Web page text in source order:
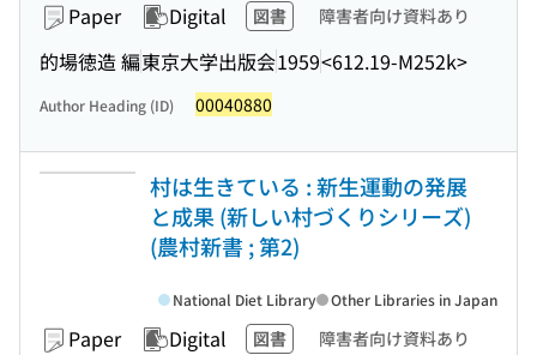
Paper Digital 図書 障害者向け資料あり
的場徳造 編東京大学出版会1959<612.19-M252k>
Author Heading (ID) 00040880
村は生きている : 新生運動の発展
と成果 (新しい村づくりシリーズ)
(農村新書 ; 第2)
Paper Digital 図書 障害者向け資料あり
National Diet Library Other Libraries in Japan